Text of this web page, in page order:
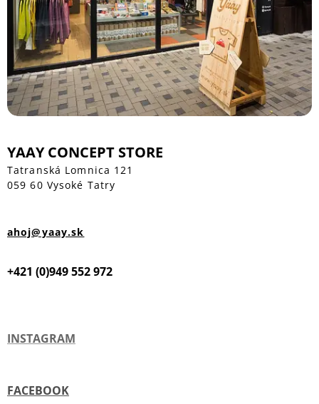
YAAY CONCEPT STORE
Tatranská Lomnica 121
059 60 Vysoké Tatry
ahoj@yaay.sk
+421 (0)949 552 972
INSTAGRAM
FACEBOOK